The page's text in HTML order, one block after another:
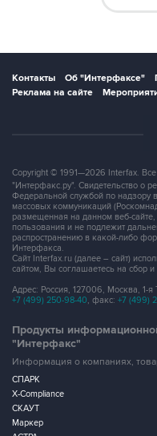
Контакты Об "Интерфаксе"
Реклама на сайте
Copyright © 1991—2026 Interfax.
"Интерфакс.ру". Свидетельство
Федеральной службой по надзору
массовых коммуникаций
размещенная на данном веб-
пользования и не подлежит
распространению в какой-либо
Интерфакса.
Сайт Interfax.ru (далее – сайт)
сайтом, Вы соглашаетесь на сбор
Адрес: Россия, 127006, Москва, 1-я
+7 (499) 250-98-40, факс: +7 (499)
Продукты
"Интерфакс"
Информация о компаниях,
СПАРК
X-Compliance
СКАУТ
Маркер